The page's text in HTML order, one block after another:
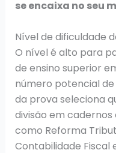
se encaixa no seu
Nível de dificuldade
O nível é alto para
de ensino superior
número potencial
da prova seleciona
divisão em
como Reforma
Contabilidade Fiscal